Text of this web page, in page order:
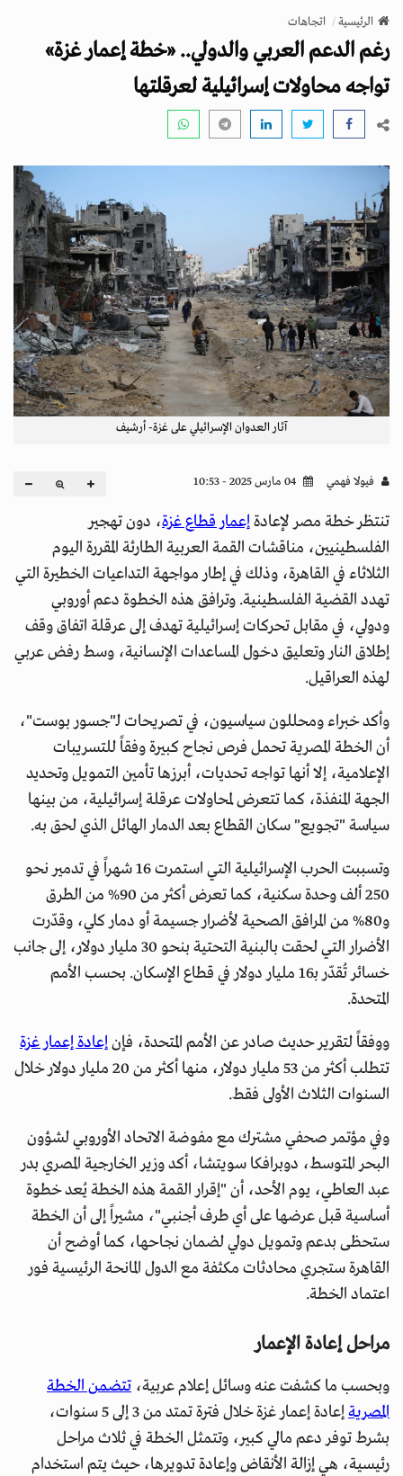
v
g
a
n
الرئيسية اتجاهات
رغم الدعم العربي والدولي.. «خطة إعمار غزة»
تواجه محاولات إسرائيلية لعرقلتها
آثار العدوان الإسرائيلي على غزة- أرشيف
فيولا فهمي
تنتظر خطة مصر لإعادةإعمار قطاع غزة، دون تهجير
الفلسطينيين، مناقشات القمة العربية الطارئة المقررة اليوم
الثلاثاء في القاهرة، وذلك في إطار مواجهة التداعيات الخطيرة التي
تهدد القضية الفلسطينية. وترافق هذه الخطوة دعم أوروبي
ودولي، في مقابل تحركات إسرائيلية تهدف إلى عرقلة اتفاق وقف
إطلاق النار وتعليق دخول المساعدات الإنسانية، وسط رفض عربي
لهذه العراقيل.
وأكد خبراء ومحللون سياسيون، في تصريحات لـ"جسور بوست"،
أن الخطة المصرية تحمل فرص نجاح كبيرة وفقاً للتسريبات
الإعلامية، إلا أنها تواجه تحديات، أبرزها تأمين التمويل وتحديد
الجهة المنفذة، كما تتعرض لمحاولات عرقلة إسرائيلية، من بينها
سياسة "تجويع" سكان القطاع بعد الدمار الهائل الذي لحق به.
وتسببت الحرب الإسرائيلية التي استمرت 16 شهراً في تدمير نحو
250 ألف وحدة سكنية، كما تعرض أكثر من 90% من الطرق
و80% من المرافق الصحية لأضرار جسيمة أو دمار كلي، وقدّرت
الأضرار التي لحقت بالبنية التحتية بنحو 30 مليار دولار، إلى جانب
خسائر تُقدّر بـ16 مليار دولار في قطاع الإسكان. بحسب الأمم
المتحدة.
ووفقاً لتقرير حديث صادر عن الأمم المتحدة، فإنإعادة إعمار غزة
تتطلب أكثر من 53 مليار دولار، منها أكثر من 20 مليار دولار خلال
السنوات الثلاث الأولى فقط.
وفي مؤتمر صحفي مشترك مع مفوضة الاتحاد الأوروبي لشؤون
البحر المتوسط، دوبرافكا سويتشا، أكد وزير الخارجية المصري بدر
عبد العاطي، يوم الأحد، أن "إقرار القمة هذه الخطة يُعد خطوة
أساسية قبل عرضها على أي طرف أجنبي"، مشيراً إلى أن الخطة
ستحظى بدعم وتمويل دولي لضمان نجاحها، كما أوضح أن
القاهرة ستجري محادثات مكثفة مع الدول المانحة الرئيسية فور
اعتماد الخطة.
مراحل إعادة الإعمار
وبحسب ما كشفت عنه وسائل إعلام عربية، تتضمن الخطة
المصرية
إعادة إعمار غزة خلال فترة تمتد من 3 إلى 5 سنوات،
بشرط توفر دعم مالي كبير، وتتمثل الخطة في ثلاث مراحل
رئيسية، هي إزالة الأنقاض وإعادة تدويرها، حيث يتم استخدام